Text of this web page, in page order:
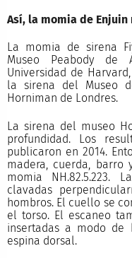
Así, la momia de Enjuin
La momia de sirena
Museo Peabody de
Universidad de
la sirena del Museo
Horniman de Londres.
La sirena del museo
profundidad. Los
publicaron en 2014.
madera, cuerda,
momia NH.82.5.223.
clavadas
hombros. El cuello se
el torso. El escaneo
insertadas a modo de
espina dorsal.